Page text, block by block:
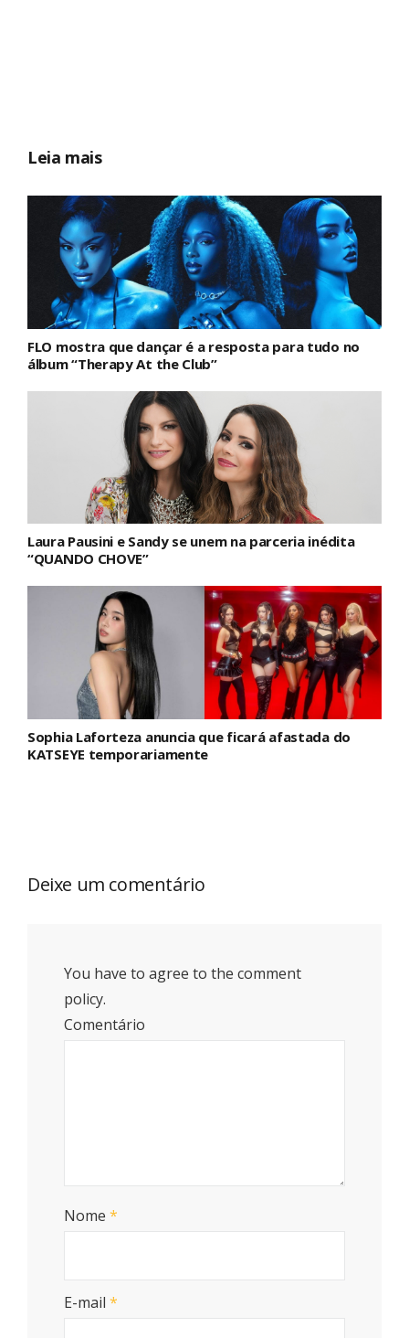
Leia mais
FLO mostra que dançar é a resposta para tudo no
álbum “Therapy At the Club”
Laura Pausini e Sandy se unem na parceria inédita
“QUANDO CHOVE”
Sophia Laforteza anuncia que ficará afastada do
KATSEYE temporariamente
Deixe um comentário
You have to agree to the comment
policy.
Comentário
Nome *
E-mail *